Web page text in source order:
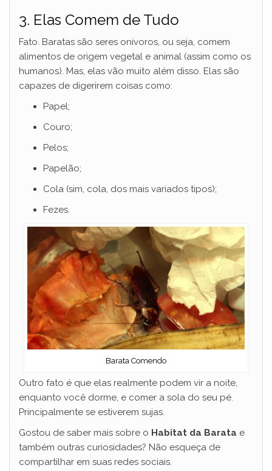
3. Elas Comem de Tudo
Fato. Baratas são seres onívoros, ou seja, comem
alimentos de origem vegetal e animal (assim como os
humanos). Mas, elas vão muito além disso. Elas são
capazes de digerirem coisas como:
Papel;
Couro;
Pelos;
Papelão;
Cola (sim, cola, dos mais variados tipos);
Fezes.
Barata Comendo
Outro fato é que elas realmente podem vir a noite,
enquanto você dorme, e comer a sola do seu pé.
Principalmente se estiverem sujas.
Gostou de saber mais sobre o Habitat da Barata e
também outras curiosidades? Não esqueça de
compartilhar em suas redes sociais.